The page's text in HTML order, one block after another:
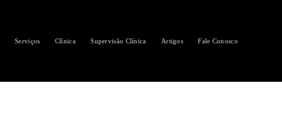
Serviços Clínica Supervisão Clínica Artigos Fale Conosco